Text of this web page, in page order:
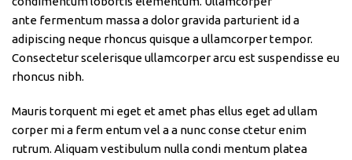
ante fermentum massa a dolor gravida parturient id a
adipiscing neque rhoncus quisque a ullamcorper tempor.
Consectetur scelerisque ullamcorper arcu est suspendisse eu
rhoncus nibh.
Mauris torquent mi eget et amet phas ellus eget ad ullam
corper mi a ferm entum vel a a nunc conse ctetur enim
rutrum. Aliquam vestibulum nulla condi mentum platea